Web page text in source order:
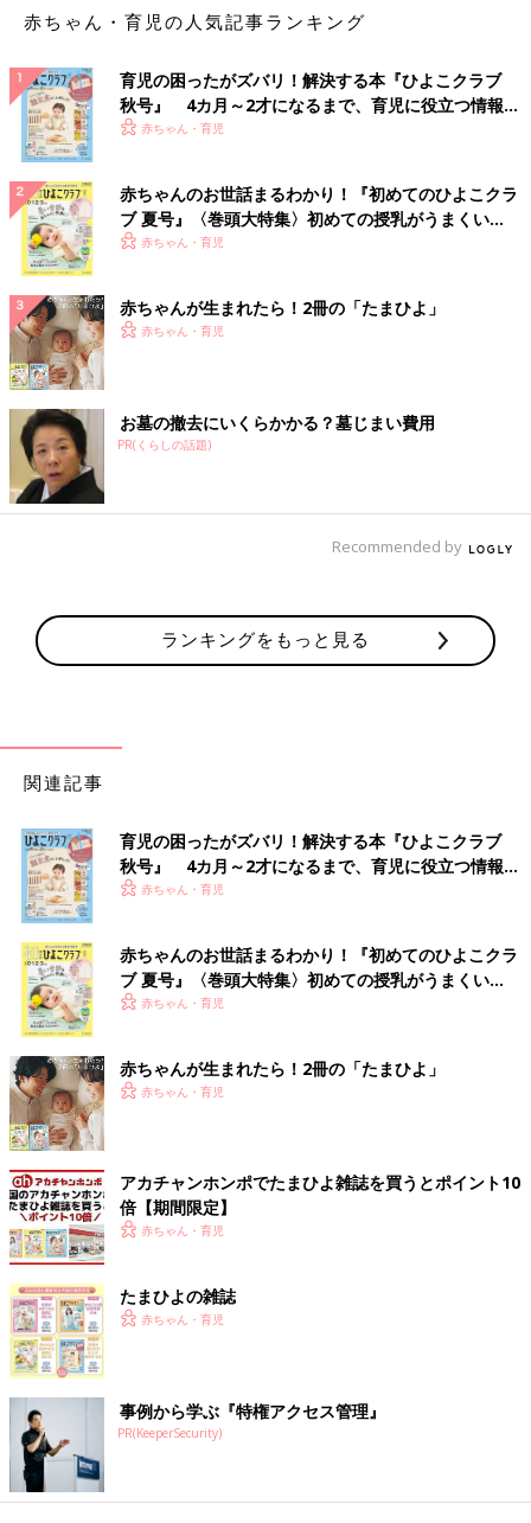
赤ちゃん・育児の人気記事ランキング
育児の困ったがズバリ！解決する本『ひよこクラブ
秋号』 4カ月～2才になるまで、育児に役立つ情報が
いっぱい！
赤ちゃん・育児
赤ちゃんのお世話まるわかり！『初めてのひよこクラ
ブ 夏号』〈巻頭大特集〉初めての授乳がうまくい
く！ おっぱい・ミルクの基本と夏のトラブル 解決テ
赤ちゃん・育児
赤ちゃんが生まれたら！2冊の「たまひよ」
赤ちゃん・育児
お墓の撤去にいくらかかる？墓じまい費用
PR(くらしの話題)
Recommended by
ランキングをもっと見る
関連記事
育児の困ったがズバリ！解決する本『ひよこクラブ
秋号』 4カ月～2才になるまで、育児に役立つ情報が
いっぱい！
赤ちゃん・育児
赤ちゃんのお世話まるわかり！『初めてのひよこクラ
ブ 夏号』〈巻頭大特集〉初めての授乳がうまくい
く！ おっぱい・ミルクの基本と夏のトラブル 解決テ
赤ちゃん・育児
赤ちゃんが生まれたら！2冊の「たまひよ」
赤ちゃん・育児
アカチャンホンポでたまひよ雑誌を買うとポイント10
倍【期間限定】
赤ちゃん・育児
たまひよの雑誌
赤ちゃん・育児
事例から学ぶ『特権アクセス管理』
PR(KeeperSecurity)